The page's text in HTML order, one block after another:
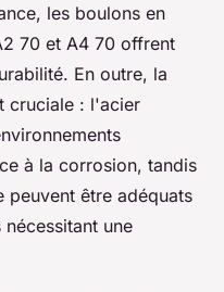
les boulons en
70 et A4 70 offrent
En outre, la
cruciale : l'acier
à la corrosion, tandis
peuvent être adéquats
une